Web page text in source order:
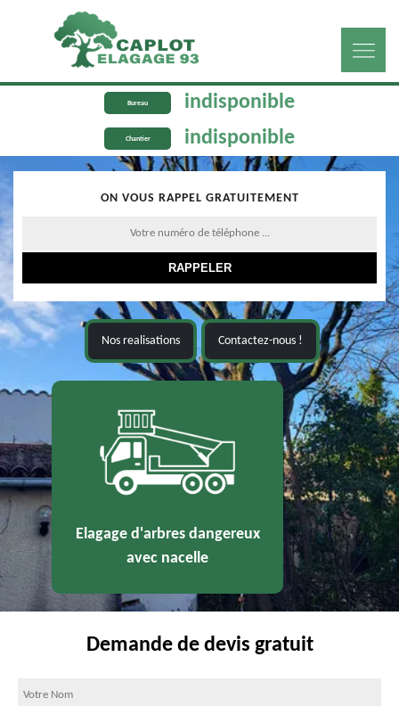
Bureau indisponible
Chantier indisponible
ON VOUS RAPPEL GRATUITEMENT
Nos realisations Contactez-nous !
Elagage d'arbres dangereux
avec nacelle
Demande de devis gratuit